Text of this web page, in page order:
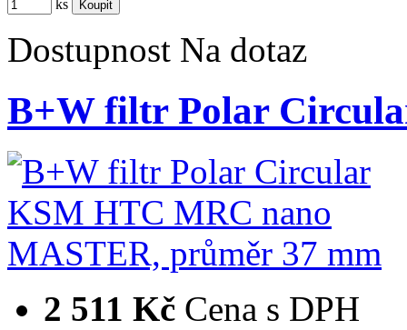
ks
Dostupnost Na dotaz
B+W filtr Polar
2 511 Kč Cena s DPH